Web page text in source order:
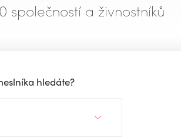
společností a živnostníků
hledáte?